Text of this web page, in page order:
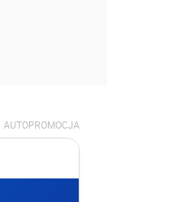
AUTOPROMOCJA